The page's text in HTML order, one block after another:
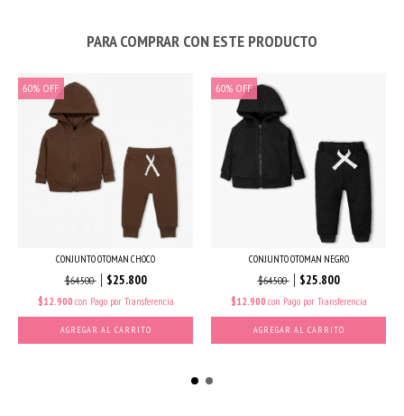
PARA COMPRAR CON ESTE PRODUCTO
60% OFF
CONJUNTO OTOMAN CHOCO
$64.500 $25.800
$12.900 con Pago por Transferencia
AGREGAR AL CARRITO
60% OFF
CONJUNTO OTOMAN NEGRO
$64.500 $25.800
$12.900 con Pago por Transferencia
AGREGAR AL CARRITO